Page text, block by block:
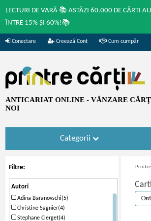
LECTURI DE VARĂ 📚 ASTĂZI 60.000 DE CĂRȚI
ÎNTRE 15% ȘI 60%!📚
Conectare Creează Cont Cum cumpăr
ANTICARIAT ONLINE - VÂNZARE
NOI
Categorii
Filtre:
Autori
Adina Baranovschi(5)
Christine Sagnier(4)
Stephane Clerget(4)